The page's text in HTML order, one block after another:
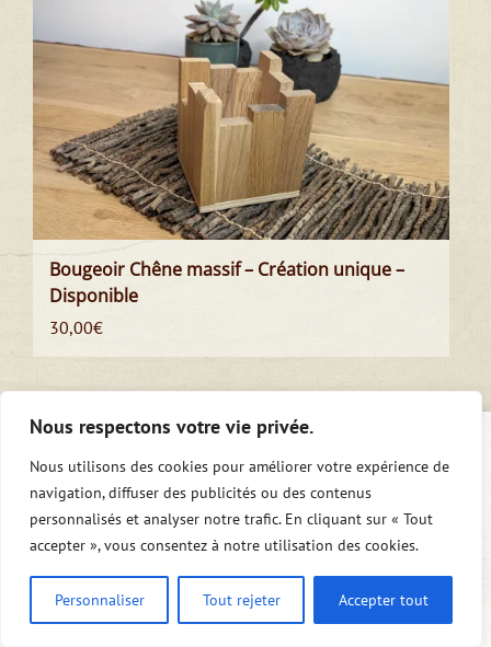
Nous respectons votre vie privée.
Nous utilisons des cookies pour améliorer votre expérience de
navigation, diffuser des publicités ou des contenus
personnalisés et analyser notre trafic. En cliquant sur « Tout
accepter », vous consentez à notre utilisation des cookies.
Personnaliser Tout rejeter Accepter tout
Bougeoir Chêne massif – Création unique –
Disponible
30,00€